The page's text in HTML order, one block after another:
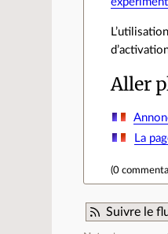
Aller
La
(0
Suivre le